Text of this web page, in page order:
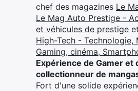
chef des magazines Le
Le Mag Auto Prestige -
et véhicules de prestige et
High-Tech - Technologie,
Gaming, cinéma,
Expérience de Gamer et
collectionneur de
Fort d'une solide
Rechercher